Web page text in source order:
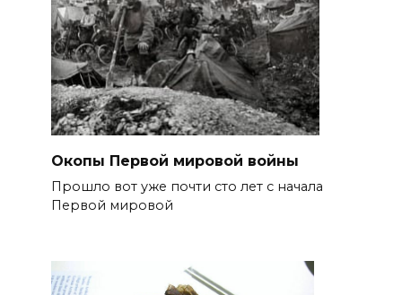
Окопы Первой мировой войны
Прошло вот уже почти сто лет с начала
Первой мировой